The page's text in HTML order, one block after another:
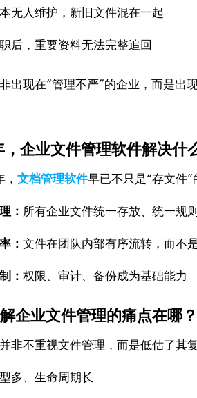
无人维护，新旧文件混在一起
后，重要资料无法完整追回
出现在“管理不严”的企业，而是出
企业文件管理软件解决什
，文档管理软件早已不只是“存文件
： 所有企业文件统一存放、统一规则
：文件在团队内部有序流转，而不
：权限、审计、备份成为基础能力
企业文件管理的痛点在哪？
非不重视文件管理，而是低估了其
多、生命周期长